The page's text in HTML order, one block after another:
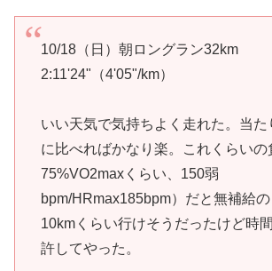
10/18（日）朝ロングラン32km
2:11'24"（4'05"/km）
いい天気で気持ちよく走れた。当た
に比べればかなり楽。これくらいの
75%VO2maxくらい、150弱
bpm/HRmax185bpm）だと無補給の
10kmくらい行けそうだったけど時
許してやった。